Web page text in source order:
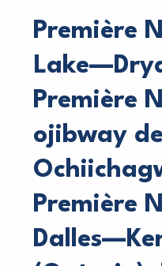
Première
Première
ojibway de
Première